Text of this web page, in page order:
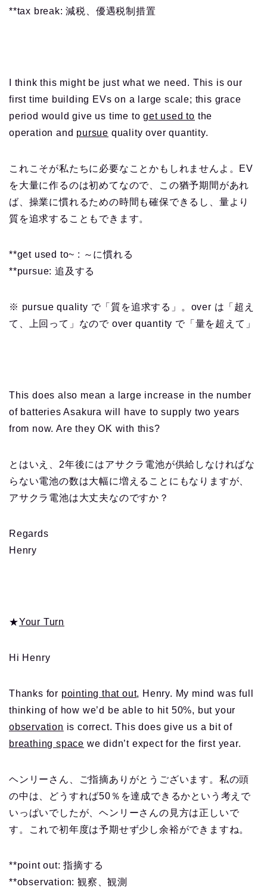
**tax break: 減税、優遇税制措置
I think this might be just what we need. This is our
first time building EVs on a large scale; this grace
period would give us time toget used to the
operation and pursue quality over quantity.
これこそが私たちに必要なことかもしれませんよ。EV
を大量に作るのは初めてなので、この猶予期間があれ
ば、操業に慣れるための時間も確保できるし、量より
質を追求することもできます。
**get used to~ : ～に慣れる
**pursue: 追及する
※ pursue quality で「質を追求する」。over は「超え
て、上回って」なので over quantity で「量を超えて」
This does also mean a large increase in the number
of batteries Asakura will have to supply two years
from now. Are they OK with this?
とはいえ、2年後にはアサクラ電池が供給しなければな
らない電池の数は大幅に増えることにもなりますが、
アサクラ電池は大丈夫なのですか？
Regards
Henry
★Your Turn
Hi Henry
Thanks for pointing that out, Henry. My mind was full
thinking of how we’d be able to hit 50%, but your
observation is correct. This does give us a bit of
breathing space we didn’t expect for the first year.
ヘンリーさん、ご指摘ありがとうございます。私の頭
の中は、どうすれば50％を達成できるかという考えで
いっぱいでしたが、ヘンリーさんの見方は正しいで
す。これで初年度は予期せず少し余裕ができますね。
**point out: 指摘する
**observation: 観察、観測